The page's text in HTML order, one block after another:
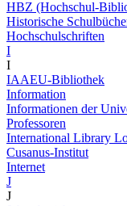
HBZ (Hochschul-
Historische
Hochschulschriften
I
I
IAAEU-Bibliothek
Information
Informationen der
Professoren
International Library
Cusanus-Institut
Internet
J
J